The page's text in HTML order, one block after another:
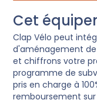
Cet
Clap Vélo peut
d'aménagement
et chiffrons votre
programme de
pris en charge à
remboursement